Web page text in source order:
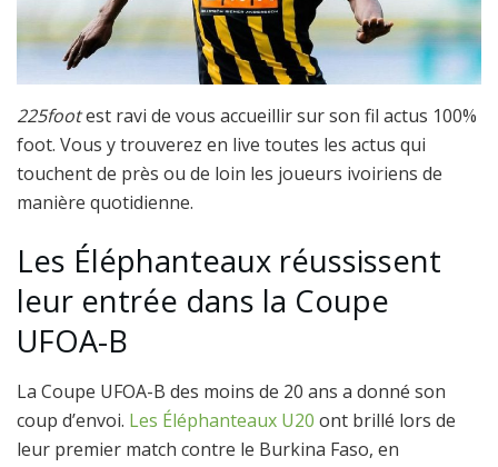
225footest ravi de vous accueillir sur son fil actus 100%
foot. Vous y trouverez en live toutes les actus qui
touchent de près ou de loin les joueurs ivoiriens de
manière quotidienne.
Les Éléphanteaux réussissent
leur entrée dans la Coupe
UFOA-B
La Coupe UFOA-B des moins de 20 ans a donné son
coup d’envoi. Les Éléphanteaux U20 ont brillé lors de
leur premier match contre le Burkina Faso, en